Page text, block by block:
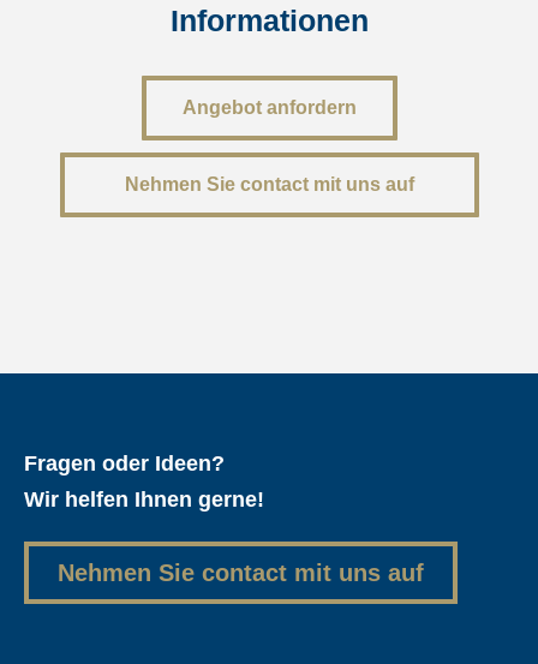
Informationen
Angebot anfordern
Nehmen Sie contact mit uns auf
Fragen oder Ideen?
Wir helfen Ihnen gerne!
Nehmen Sie contact mit uns auf